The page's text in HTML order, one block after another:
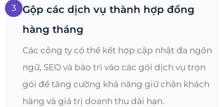
3
Gộp các dịch vụ thành hợp đồng
hàng tháng
Các công ty có thể kết hợp cập nhật đa ngôn
ngữ, SEO và bảo trì vào các gói dịch vụ trọn
gói để tăng cường khả năng giữ chân khách
hàng và giá trị doanh thu dài hạn.